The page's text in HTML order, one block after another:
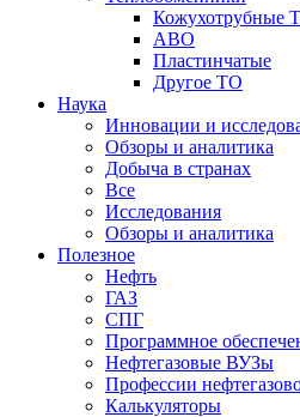
Кожухотрубные
АВО
Пластинчатые
Другое ТО
Наука
Инновации и
Обзоры и аналитика
Добыча в странах
Все
Исследования
Обзоры и аналитика
Полезное
Нефть
ГАЗ
СПГ
Программное
Нефтегазовые ВУЗы
Профессии
Калькуляторы